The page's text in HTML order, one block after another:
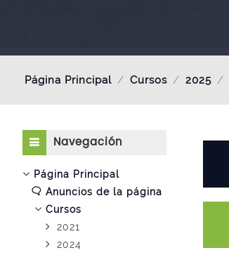
Página Principal Cursos 2025
Navegación
Página Principal
Anuncios de la página
Cursos
2021
2024